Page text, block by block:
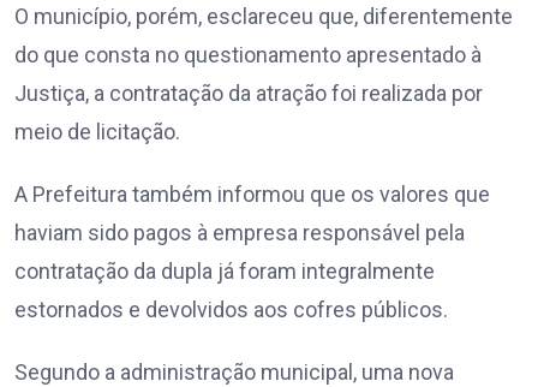
O município, porém, esclareceu que, diferentemente
do que consta no questionamento apresentado à
Justiça, a contratação da atração foi realizada por
meio de licitação.
A Prefeitura também informou que os valores que
haviam sido pagos à empresa responsável pela
contratação da dupla já foram integralmente
estornados e devolvidos aos cofres públicos.
Segundo a administração municipal, uma nova